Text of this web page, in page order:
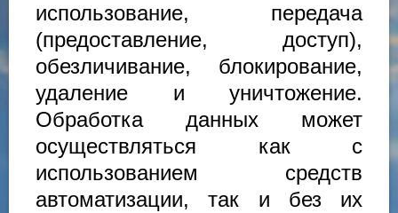
использование, передача
(предоставление, доступ),
обезличивание, блокирование,
удаление и уничтожение.
Обработка данных может
осуществляться как с
использованием средств
автоматизации, так и без их